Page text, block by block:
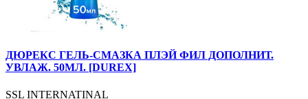
ДЮРЕКС ГЕЛЬ-СМАЗКА ПЛЭЙ ФИЛ ДОПОЛНИТ.
УВЛАЖ. 50МЛ. [DUREX]
SSL INTERNATINAL